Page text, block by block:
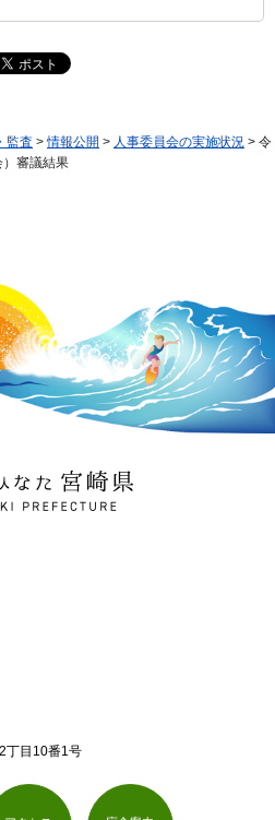
監査 >情報公開 > 人事委員会の実施状況 > 令
審議結果
た 宮崎県
PREFECTURE
丁目10番1号